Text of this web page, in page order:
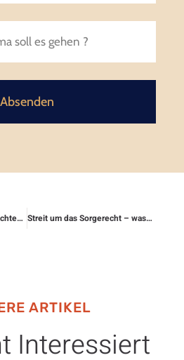
Absenden
Welche Rolle spielen Gutachten bei Rechtsschutzfällen? Streit um das Sorgerecht – was übernimmt die Versicherung?
ARTIKEL
Interessiert